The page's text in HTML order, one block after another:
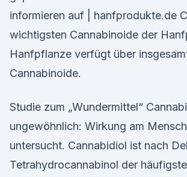
informieren auf | hanfprodukte.de
wichtigsten Cannabinoide der
Hanfpflanze verfügt über
Cannabinoide.
Studie zum „Wundermittel“
ungewöhnlich: Wirkung am
untersucht. Cannabidiol ist nach
Tetrahydrocannabinol der